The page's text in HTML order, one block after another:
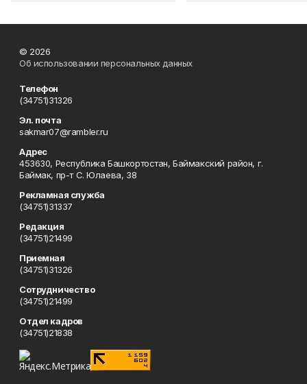
© 2026
Об использовании персональных данных
Телефон
(34751)31326
Эл. почта
sakmar07@rambler.ru
Адрес
453630, Республика Башкортостан, Баймакский район, г.
Баймак, пр-т С. Юлаева, 38
Рекламная служба
(34751)31337
Редакция
(34751)21499
Приемная
(34751)31326
Сотрудничество
(34751)21499
Отдел кадров
(34751)21838